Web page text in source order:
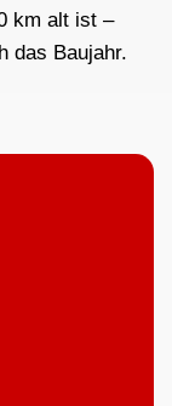
km alt ist –
das Baujahr.